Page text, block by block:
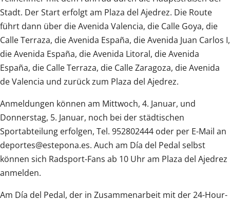
Stadt. Der Start erfolgt am Plaza del Ajedrez. Die Route
führt dann über die Avenida Valencia, die Calle Goya, die
Calle Terraza, die Avenida España, die Avenida Juan Carlos I,
die Avenida España, die Avenida Litoral, die Avenida
España, die Calle Terraza, die Calle Zaragoza, die Avenida
de Valencia und zurück zum Plaza del Ajedrez.
Anmeldungen können am Mittwoch, 4. Januar, und
Donnerstag, 5. Januar, noch bei der städtischen
Sportabteilung erfolgen, Tel. 952802444 oder per E-Mail an
deportes@estepona.es. Auch am Día del Pedal selbst
können sich Radsport-Fans ab 10 Uhr am Plaza del Ajedrez
anmelden.
Am Día del Pedal, der in Zusammenarbeit mit der 24-Hour-